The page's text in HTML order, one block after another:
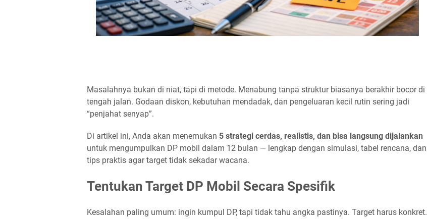
Masalahnya bukan di niat, tapi di metode. Menabung tanpa struktur biasanya berakhir bocor di
tengah jalan. Godaan diskon, kebutuhan mendadak, dan pengeluaran kecil rutin sering jadi
“penjahat senyap”.
Di artikel ini, Anda akan menemukan 5 strategi cerdas, realistis, dan bisa langsung dijalankan
untuk mengumpulkan DP mobil dalam 12 bulan — lengkap dengan simulasi, tabel rencana, dan
tips praktis agar target tidak sekadar wacana.
Tentukan Target DP Mobil Secara Spesifik
Kesalahan paling umum: ingin kumpul DP, tapi tidak tahu angka pastinya. Target harus konkret.